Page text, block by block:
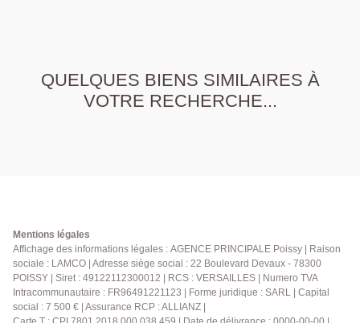
QUELQUES BIENS SIMILAIRES À
VOTRE RECHERCHE...
Mentions légales
Affichage des informations légales : AGENCE PRINCIPALE Poissy | Raison
sociale : LAMCO | Adresse siège social : 22 Boulevard Devaux - 78300
POISSY | Siret : 49122112300012 | RCS : VERSAILLES | Numero TVA
Intracommunautaire : FR96491221123 | Forme juridique : SARL | Capital
social : 7 500 € | Assurance RCP : ALLIANZ |